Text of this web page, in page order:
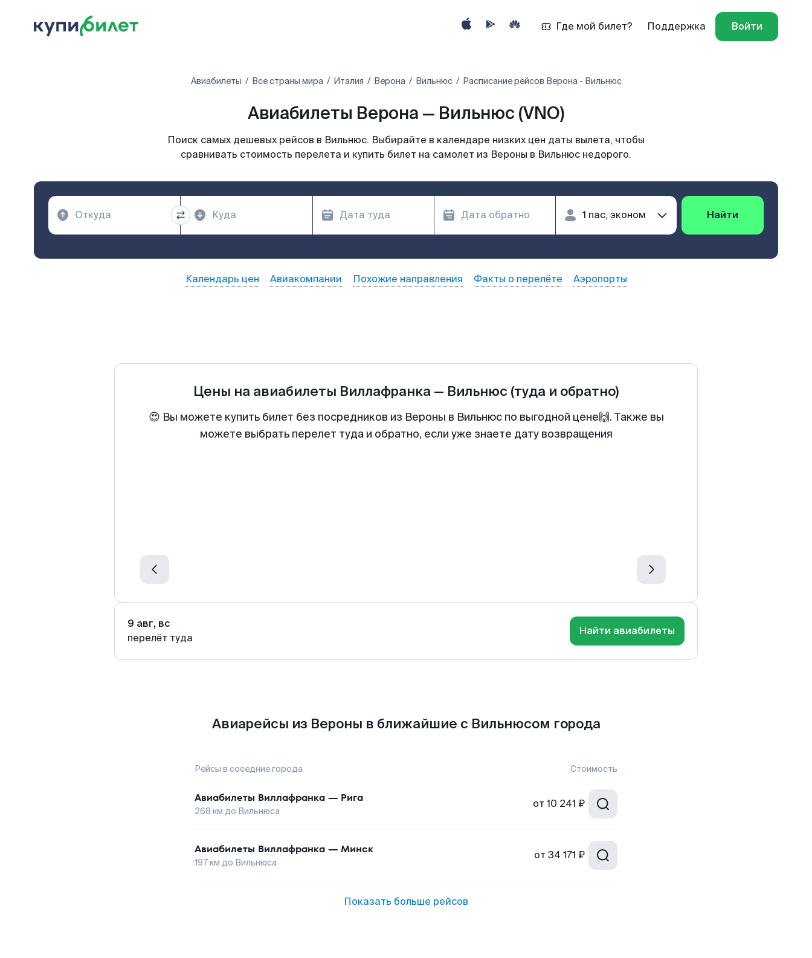
Где мой билет? Поддержка Войти
Авиабилеты Все страны мира Италия Верона Вильнюс Расписание рейсов Верона - Вильнюс
Авиабилеты Верона — Вильнюс (VNO)
Поиск самых дешевых рейсов в Вильнюс. Выбирайте в календаре низких цен даты вылета, чтобы
сравнивать стоимость перелета и купить билет на самолет из Вероны в Вильнюс недорого.
Найти
Календарь цен Авиакомпании Похожие направления Факты о перелёте Аэропорты
Цены на авиабилеты Виллафранка — Вильнюс (туда и обратно)
😍 Вы можете купить билет без посредников из Вероны в Вильнюс по выгодной цене🙌. Также вы
можете выбрать перелет туда и обратно, если уже знаете дату возвращения
9 авг, вс
перелёт туда
Найти авиабилеты
Авиарейсы из Вероны в ближайшие с Вильнюсом города
Рейсы в соседние города Стоимость
Авиабилеты Виллафранка — Рига
268 км до Вильнюса
от 10 241 ₽
Авиабилеты Виллафранка — Минск
197км до Вильнюса
от 34 171 ₽
Показать больше рейсов